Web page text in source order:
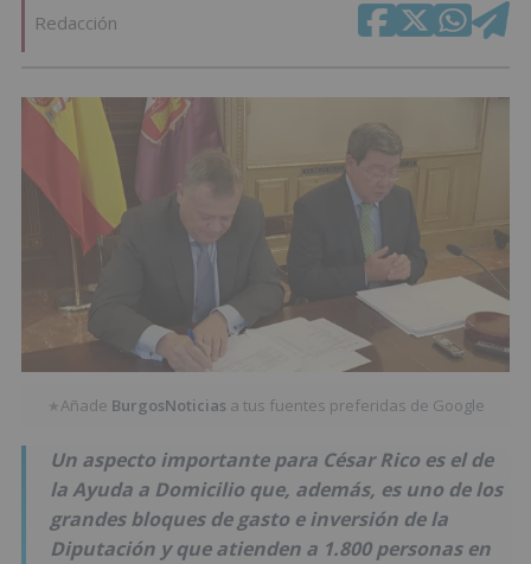
Redacción
★Añade BurgosNoticias a tus fuentes preferidas de Google
Un aspecto importante para César Rico es el de
la Ayuda a Domicilio que, además, es uno de los
grandes bloques de gasto e inversión de la
Diputación y que atienden a 1.800 personas en